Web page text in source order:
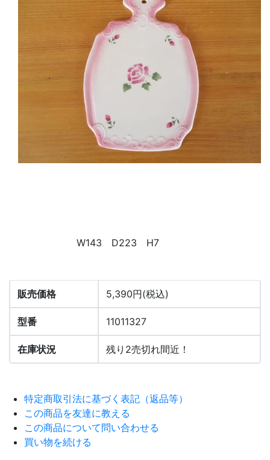
W143 D223 H7
販売価格 5,390円(税込)
型番 11011327
在庫状況 残り2売切れ間近！
特定商取引法に基づく表記（返品等）
この商品を友達に教える
この商品について問い合わせる
買い物を続ける